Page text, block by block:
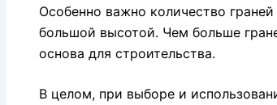
Особенно важно количество
большой высотой. Чем больше
основа для строительства.
В целом, при выборе и